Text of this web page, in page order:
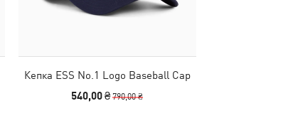
Кепка ESS No.1 Logo Baseball Cap
540,00 ₴790,00 ₴